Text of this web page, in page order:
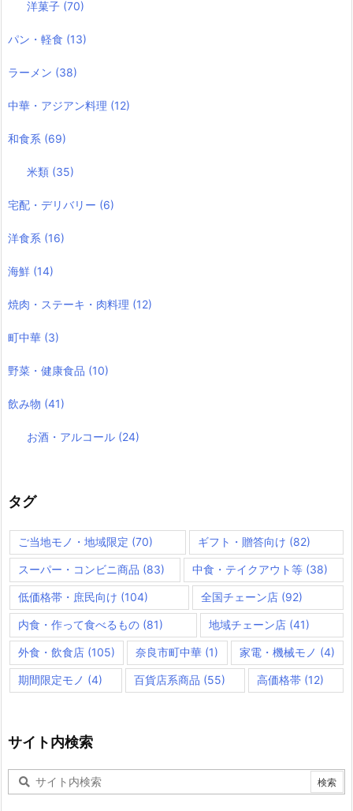
洋菓子 (70)
パン・軽食 (13)
ラーメン (38)
中華・アジアン料理 (12)
和食系 (69)
米類 (35)
宅配・デリバリー (6)
洋食系 (16)
海鮮 (14)
焼肉・ステーキ・肉料理 (12)
町中華 (3)
野菜・健康食品 (10)
飲み物 (41)
お酒・アルコール (24)
タグ
ご当地モノ・地域限定 (70) ギフト・贈答向け (82)
スーパー・コンビニ商品 (83) 中食・テイクアウト等 (38)
低価格帯・庶民向け (104) 全国チェーン店 (92)
内食・作って食べるもの (81) 地域チェーン店 (41)
外食・飲食店 (105) 奈良市町中華 (1) 家電・機械モノ (4)
期間限定モノ (4) 百貨店系商品 (55) 高価格帯 (12)
サイト内検索